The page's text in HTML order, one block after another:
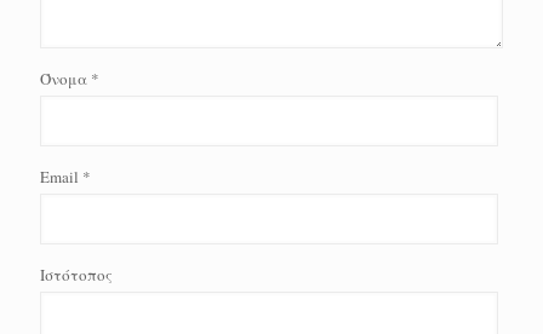
Όνομα *
Email *
Ιστότοπος